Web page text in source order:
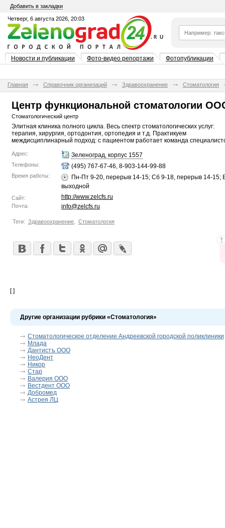
Добавить в закладки
Четверг, 6 августа 2026, 20:03
Новости и публикации Фото-видео репортажи Фотопубликации
Главная Справочник организаций Здравоохранение Стоматология
Центр функциональной стоматологии
Стоматологический центр
Элитная клиника полного цикла. Весь спектр стоматологических услуг:
терапия, хирургия, ортодонтия, ортопедия и т.д. Практикуем
междисциплинарный подход: с пациентом работает команда
Адрес: Зеленоград, корпус 1557
Телефоны: (495) 767-67-46, 8-903-144-99-88
Время работы:
Пн-Пт 9-20, перерыв 14-15; Сб 9-18, перерыв 14-15;
выходной
Сайт: http://www.zelcfs.ru
Почта: info@zelcfs.ru
Теги: Здравоохранение Стоматология
[ ]
Другие организации рубрики «Стоматология»
Стоматологическое отделение Андреевской городской поликлиники
Млада
Дантистъ ООО
НеоДент
Никор
Стар
Валерия ООО
Вестдент ООО
Добромед
Астрея ЛЦ